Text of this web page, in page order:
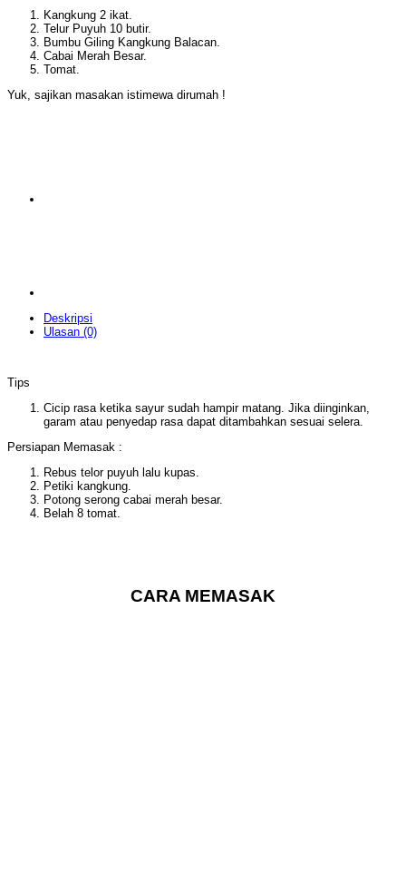
Kangkung 2 ikat.
Telur Puyuh 10 butir.
Bumbu Giling Kangkung Balacan.
Cabai Merah Besar.
Tomat.
Yuk, sajikan masakan istimewa dirumah !
Deskripsi
Ulasan (0)
Tips
Cicip rasa ketika sayur sudah hampir matang. Jika diinginkan,
garam atau penyedap rasa dapat ditambahkan sesuai selera.
Persiapan Memasak :
Rebus telor puyuh lalu kupas.
Petiki kangkung.
Potong serong cabai merah besar.
Belah 8 tomat.
CARA MEMASAK